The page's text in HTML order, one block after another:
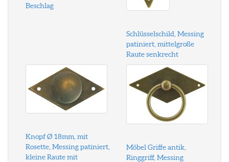
Beschlag
Schlüsselschild, Messing
patiniert, mittelgroße
Raute senkrecht
Knopf Ø 18mm, mit
Rosette, Messing patiniert,
kleine Raute mit
Möbel Griffe antik,
Ringgriff, Messing